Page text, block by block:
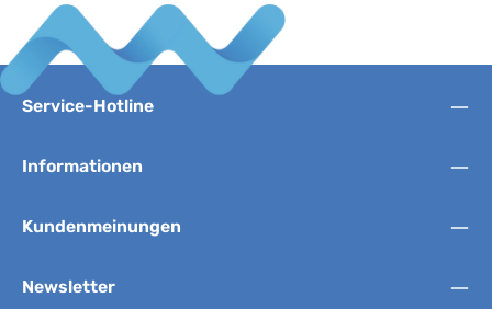
Service-Hotline
Informationen
Kundenmeinungen
Newsletter